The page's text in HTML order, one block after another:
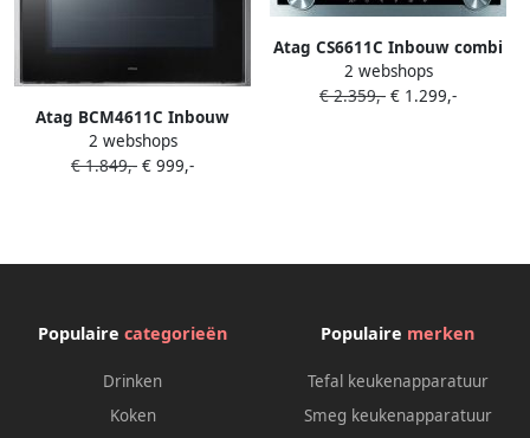
Atag BCM4611C Inbouw
oven met magnetron Grijs
2 webshops
€ 1.849,- € 999,-
Atag CS6611C Inbouw combi
stoomoven Grijs
2 webshops
€ 2.359,- € 1.299,-
Populaire categorieën
Drinken
Koken
Populaire merken
Tefal keukenapparatuur
Smeg keukenapparatuur